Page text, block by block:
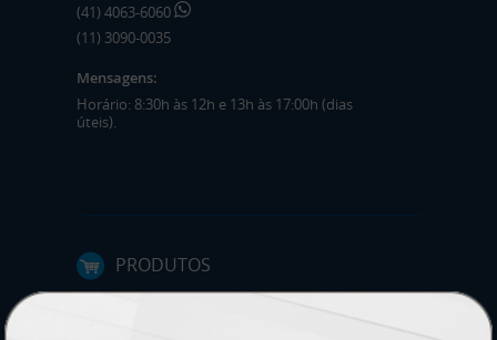
(41) 4063-6060
(11) 3090-0035
Mensagens:
Horário: 8:30h às 12h e 13h às 17:00h (dias
úteis).
PRODUTOS